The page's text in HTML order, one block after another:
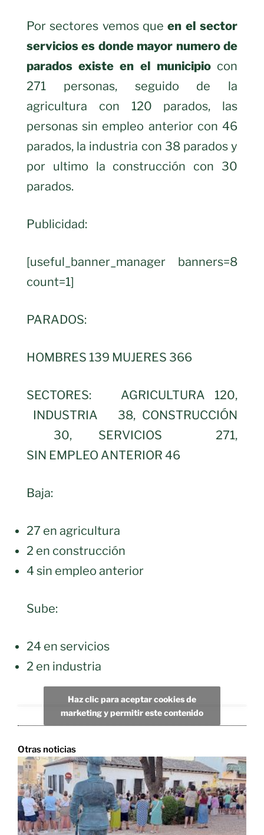
Por sectores vemos queen el sector
servicios es donde mayor numero de
parados existe en el municipiocon
271 personas, seguido de la
agricultura con 120 parados, las
personas sin empleo anterior con 46
parados, la industria con 38 parados y
por ultimo la construcción con 30
parados.
Publicidad:
[useful_banner_manager banners=8
count=1]
PARADOS:
HOMBRES 139 MUJERES 366
SECTORES: AGRICULTURA 120,
INDUSTRIA 38, CONSTRUCCIÓN
30, SERVICIOS 271,
SIN EMPLEO ANTERIOR 46
Baja:
27 en agricultura
2 en construcción
4 sin empleo anterior
Sube:
24 en servicios
2 en industria
Haz clic para aceptar cookies de
marketing y permitir este contenido
Otras noticias